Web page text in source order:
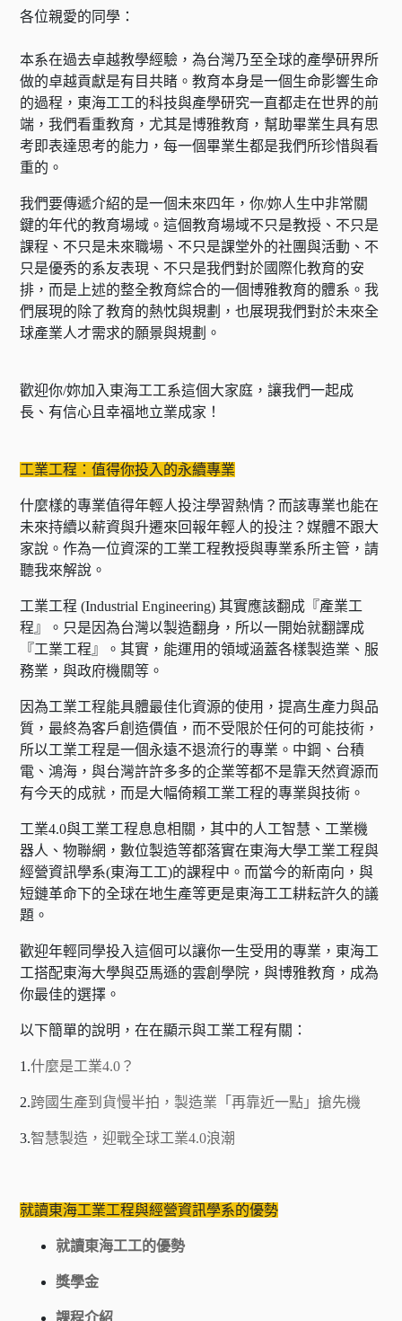
各位親愛的同學：
本系在過去卓越教學經驗，為台灣乃至全球的產學研界所
做的卓越貢獻是有目共睹。教育本身是一個生命影響生命
的過程，東海工工的科技與產學研究一直都走在世界的前
端，我們看重教育，尤其是博雅教育，幫助畢業生具有思
考即表達思考的能力，每一個畢業生都是我們所珍惜與看
重的。
我們要傳遞介紹的是一個未來四年，你/妳人生中非常關
鍵的年代的教育場域。這個教育場域不只是教授、不只是
課程、不只是未來職場、不只是課堂外的社團與活動、不
只是優秀的系友表現、不只是我們對於國際化教育的安
排，而是上述的整全教育綜合的一個博雅教育的體系。我
們展現的除了教育的熱忱與規劃，也展現我們對於未來全
球產業人才需求的願景與規劃。
歡迎你/妳加入東海工工系這個大家庭，讓我們一起成
長、有信心且幸福地立業成家！
工業工程：值得你投入的永續專業
什麼樣的專業值得年輕人投注學習熱情？而該專業也能在
未來持續以薪資與升遷來回報年輕人的投注？媒體不跟大
家說。作為一位資深的工業工程教授與專業系所主管，請
聽我來解說。
工業工程 (Industrial Engineering) 其實應該翻成『產業工
程』。只是因為台灣以製造翻身，所以一開始就翻譯成
『工業工程』。其實，能運用的領域涵蓋各樣製造業、服
務業，與政府機關等。
因為工業工程能具體最佳化資源的使用，提高生產力與品
質，最終為客戶創造價值，而不受限於任何的可能技術，
所以工業工程是一個永遠不退流行的專業。中鋼、台積
電、鴻海，與台灣許許多多的企業等都不是靠天然資源而
有今天的成就，而是大幅倚賴工業工程的專業與技術。
工業4.0與工業工程息息相關，其中的人工智慧、工業機
器人、物聯網，數位製造等都落實在東海大學工業工程與
經營資訊學系(東海工工)的課程中。而當今的新南向，與
短鏈革命下的全球在地生產等更是東海工工耕耘許久的議
題。
歡迎年輕同學投入這個可以讓你一生受用的專業，東海工
工搭配東海大學與亞馬遜的雲創學院，與博雅教育，成為
你最佳的選擇。
以下簡單的說明，在在顯示與工業工程有關：
1.什麼是工業4.0？
2.跨國生產到貨慢半拍，製造業「再靠近一點」搶先機
3.智慧製造，迎戰全球工業4.0浪潮
就讀東海工業工程與經營資訊學系的優勢
就讀東海工工的優勢
獎學金
課程介紹